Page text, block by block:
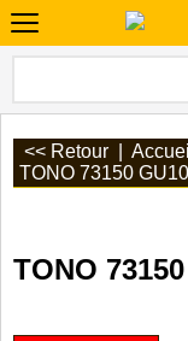
<< Retour
TONO 73150 GU10
TONO